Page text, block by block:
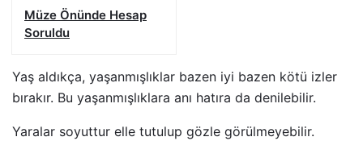
Müze Önünde Hesap
Soruldu
Yaş aldıkça, yaşanmışlıklar bazen iyi bazen kötü izler
bırakır. Bu yaşanmışlıklara anı hatıra da denilebilir.
Yaralar soyuttur elle tutulup gözle görülmeyebilir.